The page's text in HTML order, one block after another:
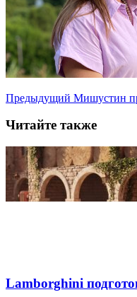
Предыдущий Мишустин
Читайте также
Lamborghini